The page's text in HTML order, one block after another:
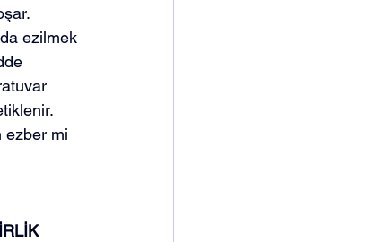
ezilmek
ezber mi